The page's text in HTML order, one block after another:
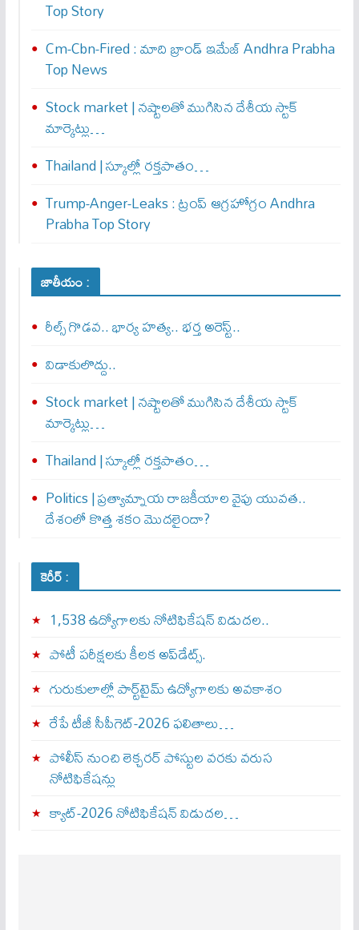
Top Story
Cm-Cbn-Fired : మాది బ్రాండ్ ఇమేజ్ Andhra Prabha
Top News
Stock market | నష్టాలతో ముగిసిన దేశీయ స్టాక్
మార్కెట్లు…
Thailand | స్కూల్లో రక్తపాతం…
Trump-Anger-Leaks : ట్రంప్ ఆగ్ర‌హోగ్రం Andhra
Prabha Top Story
జాతీయం :
రీల్స్ గొడవ.. భార్య హత్య.. భర్త అరెస్ట్..
విడాకులొద్దు..
Stock market | నష్టాలతో ముగిసిన దేశీయ స్టాక్
మార్కెట్లు…
Thailand | స్కూల్లో రక్తపాతం…
Politics | ప్రత్యామ్నాయ రాజకీయాల వైపు యువత..
దేశంలో కొత్త శకం మొదలైందా?
కెరీర్ :
1,538 ఉద్యోగాలకు నోటిఫికేషన్ విడుదల..
పోటీ పరీక్షలకు కీలక అప్‌డేట్స్.
గురుకులాల్లో పార్ట్‌టైమ్ ఉద్యోగాలకు అవకాశం
రేపే టీజీ సీపీగెట్‌-2026 ఫలితాలు…
పోలీస్ నుంచి లెక్చరర్ పోస్టుల వరకు వరుస
నోటిఫికేషన్లు
క్యాట్-2026 నోటిఫికేషన్ విడుదల…